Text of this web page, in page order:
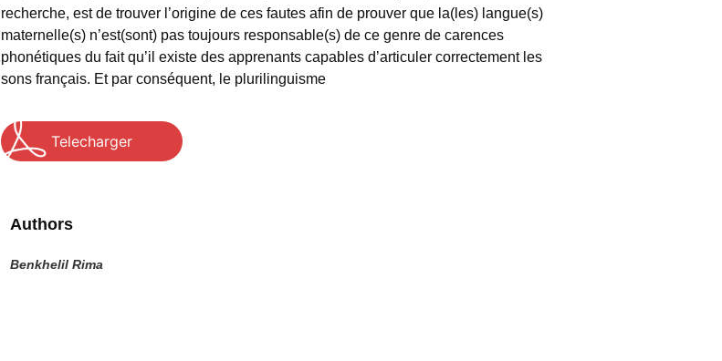
recherche, est de trouver l’origine de ces fautes afin de prouver que la(les) langue(s)
maternelle(s) n’est(sont) pas toujours responsable(s) de ce genre de carences
phonétiques du fait qu’il existe des apprenants capables d’articuler correctement les
sons français. Et par conséquent, le plurilinguisme
Telecharger
Authors
Benkhelil Rima